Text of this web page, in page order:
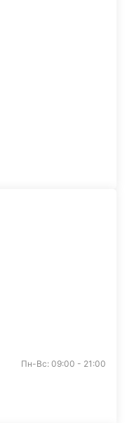
Пн-Вс: 09:00 - 21:00